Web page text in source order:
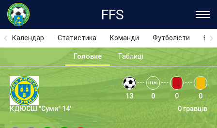
FFS
Календар Статистика Команди Футболісти
Головне Таблиці
КДЮСШ "Суми" 14' 0 гравців
13 0 0 0